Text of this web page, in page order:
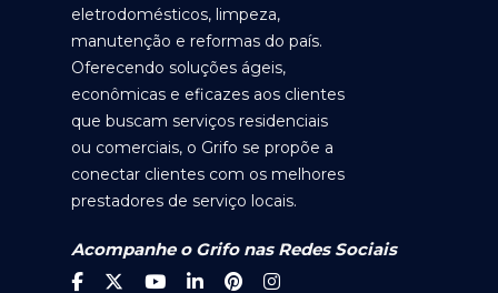
eletrodomésticos, limpeza,
manutenção e reformas do país.
Oferecendo soluções ágeis,
econômicas e eficazes aos clientes
que buscam serviços residenciais
ou comerciais, o Grifo se propõe a
conectar clientes com os melhores
prestadores de serviço locais.
Acompanhe o Grifo nas Redes Sociais